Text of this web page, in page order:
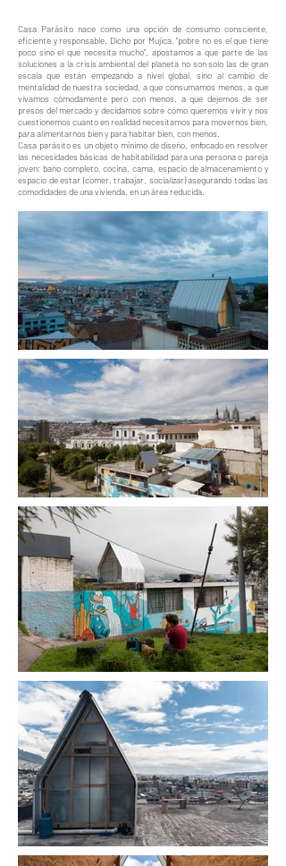
Casa Parásito nace como una opción de consumo consciente,
eficiente y responsable. Dicho por Mujica, “pobre no es el que tiene
poco sino el que necesita mucho”, apostamos a que parte de las
soluciones a la crisis ambiental del planeta no son solo las de gran
escala que están empezando a nivel global, sino al cambio de
mentalidad de nuestra sociedad, a que consumamos menos, a que
vivamos cómodamente pero con menos, a que dejemos de ser
presos del mercado y decidamos sobre cómo queremos vivir y nos
cuestionemos cuanto en realidad necesitamos para movernos bien,
para alimentarnos bien y para habitar bien, con menos.
Casa parásito es un objeto mínimo de diseño, enfocado en resolver
las necesidades básicas de habitabilidad para una persona o pareja
joven; baño completo, cocina, cama, espacio de almacenamiento y
espacio de estar (comer, trabajar, socializar) asegurando todas las
comodidades de una vivienda, en un área reducida.